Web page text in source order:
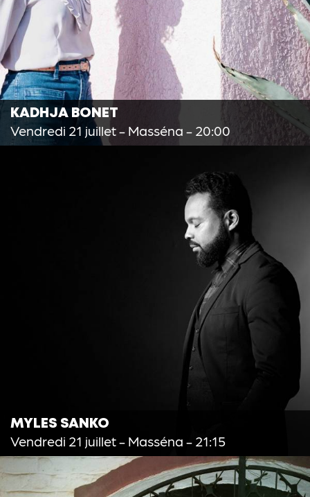
KADHJA BONET
Vendredi 21 juillet- Masséna - 20:00
MYLES SANKO
Vendredi 21 juillet- Masséna - 21:15